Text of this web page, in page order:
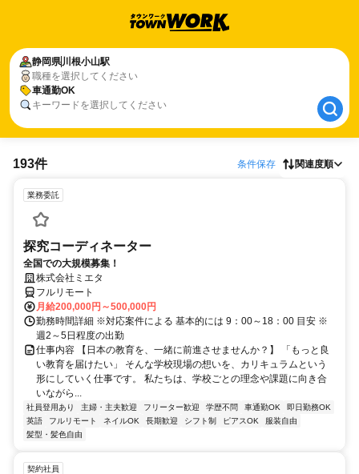
静岡県川根小山駅
職種を選択してください
車通勤OK
キーワードを選択してください
静岡県川根小山駅
車通勤OK
193件 条件保存 関連度順
業務委託
探究コーディネーター
全国での大規模募集！
株式会社ミエタ
フルリモート
月給200,000円～500,000円
勤務時間詳細 ※対応案件による 基本的には 9：00～18：00 目安 ※
週2～5日程度の出勤
仕事内容 【日本の教育を、一緒に前進させませんか？】 「もっと良
い教育を届けたい」 そんな学校現場の想いを、カリキュラムという
形にしていく仕事です。 私たちは、学校ごとの理念や課題に向き合
いながら...
社員登用あり 主婦・主夫歓迎 フリーター歓迎 学歴不問 車通勤OK
即日勤務OK
英語
フルリモート ネイルOK 長期歓迎 シフト制 ピアスOK
服装自由
髪型・髪色自由
契約社員